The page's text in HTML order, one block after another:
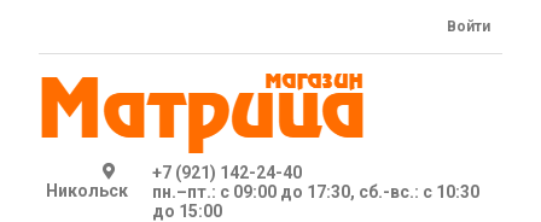
Никольск
+7 (921) 142-24-40
пн.–пт.: с 09:00 до 17:30, сб.-вс.: с 10:30
до 15:00
Войти